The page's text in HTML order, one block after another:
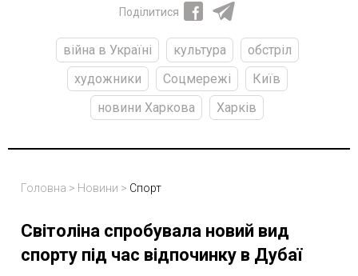
Поділитися
війна в Україні культура
обстріл
художники
Соцмережі
Київ
новини Харкова
Харків
Головна > Новини > Спорт
Світоліна спробувала новий вид
спорту під час відпочинку в Дубаї